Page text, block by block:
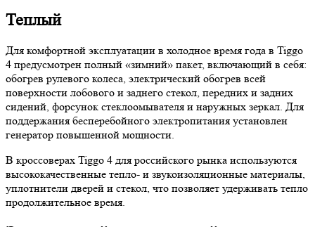
Теплый
Для комфортной эксплуатации в холодное время года в Tiggo
4 предусмотрен полный «зимний» пакет, включающий в себя:
обогрев рулевого колеса, электрический обогрев всей
поверхности лобового и заднего стекол, передних и задних
сидений, форсунок стеклоомывателя и наружных зеркал. Для
поддержания бесперебойного электропитания установлен
генератор повышенной мощности.
В кроссоверах Tiggo 4 для российского рынка используются
высококачественные тепло- и звукоизоляционные материалы,
уплотнители дверей и стекол, что позволяет удерживать тепло
продолжительное время.